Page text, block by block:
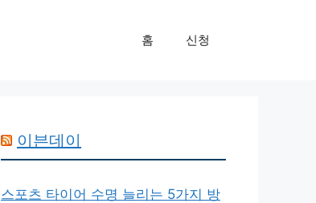
홈 신청
이븐데이
스포츠 타이어 수명 늘리는 5가지 방